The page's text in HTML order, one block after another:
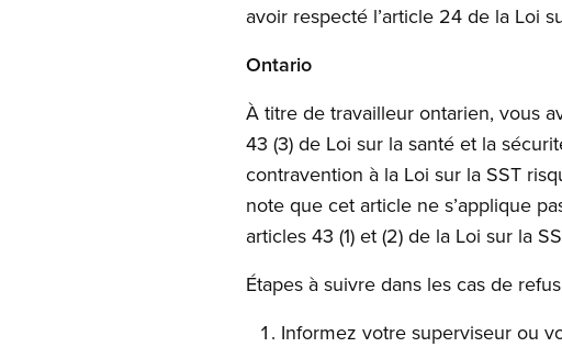
avoir respecté l’article 24 de la Loi
Ontario
À titre de travailleur ontarien, vous
43 (3) de Loi sur la santé et la
contravention à la Loi sur la SST
note que cet article ne s’applique
articles 43 (1) et (2) de la Loi sur la
Étapes à suivre dans les cas de
Informez votre superviseur ou